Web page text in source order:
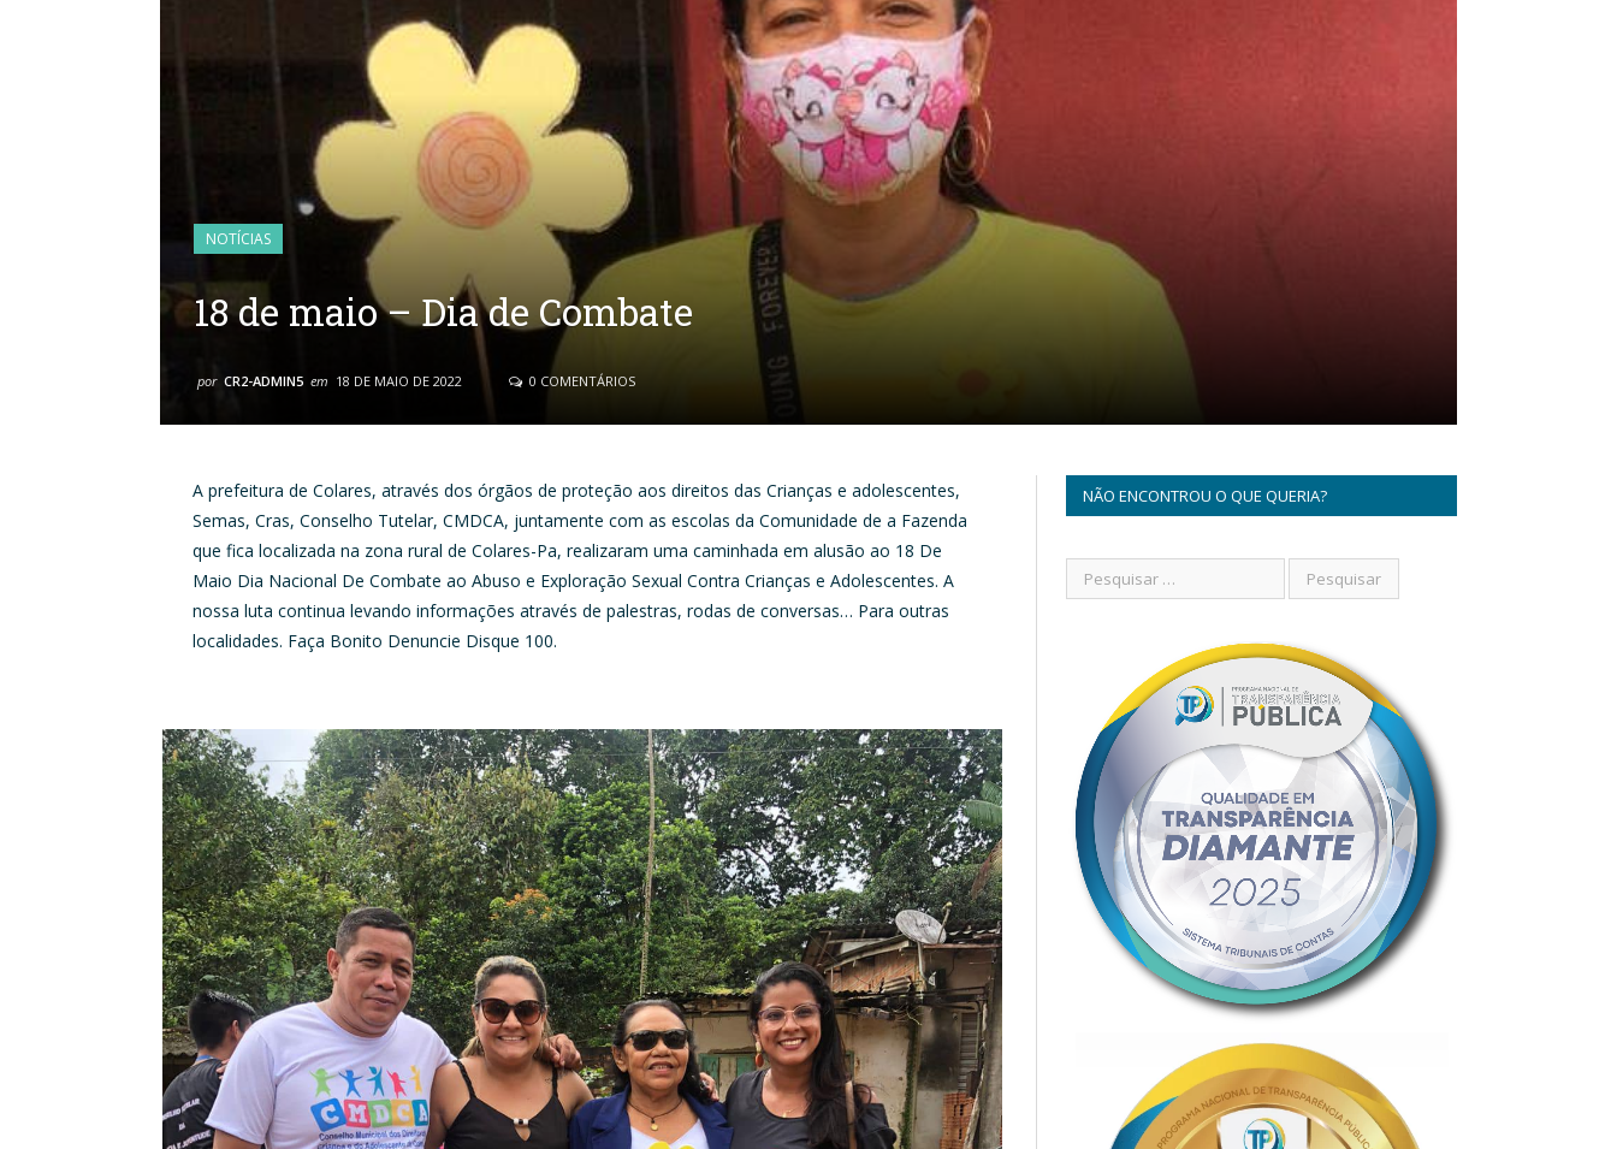
NOTÍCIAS
18 de maio – Dia de Combate
por CR2-ADMIN5 em 18 DE MAIO DE 2022 0 COMENTÁRIOS
A prefeitura de Colares, através dos órgãos de proteção aos direitos das Crianças e adolescentes,
Semas, Cras, Conselho Tutelar, CMDCA, juntamente com as escolas da Comunidade de a Fazenda
que fica localizada na zona rural de Colares-Pa, realizaram uma caminhada em alusão ao 18 De
Maio Dia Nacional De Combate ao Abuso e Exploração Sexual Contra Crianças e Adolescentes. A
nossa luta continua levando informações através de palestras, rodas de conversas… Para outras
localidades. Faça Bonito Denuncie Disque 100.
NÃO ENCONTROU O QUE QUERIA?